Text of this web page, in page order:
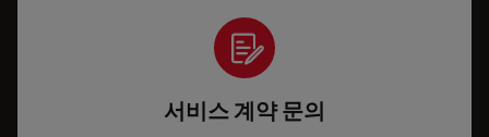
서비스 계약 문의